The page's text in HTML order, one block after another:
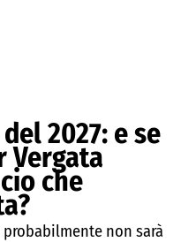
2027: e se
Vergata
che
non sarà